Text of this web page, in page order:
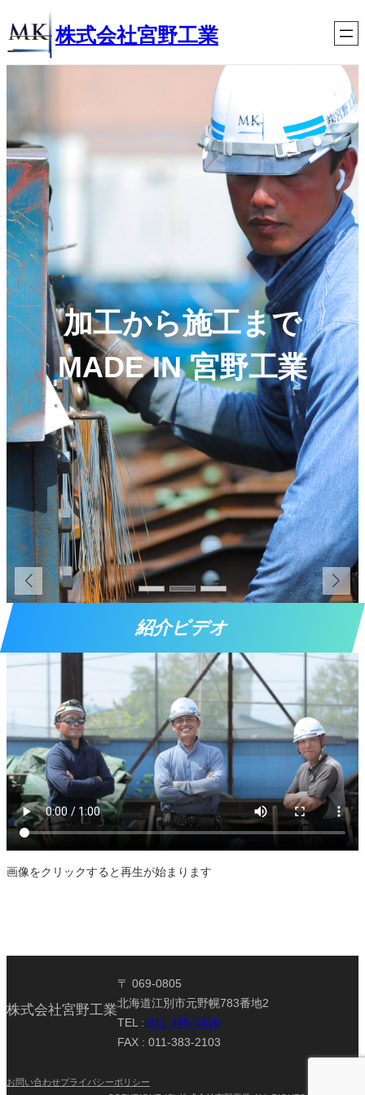
容
を
株式会社宮野工業
加工から施工まで
MADE IN 宮野工業
紹介ビデオ
画像をクリックすると再生が始まります
株式会社宮野工業
〒 069-0805
北海道江別市元野幌783番地2
TEL : 011-385-0410
FAX : 011-383-2103
お問い合わせプライバシーポリシー